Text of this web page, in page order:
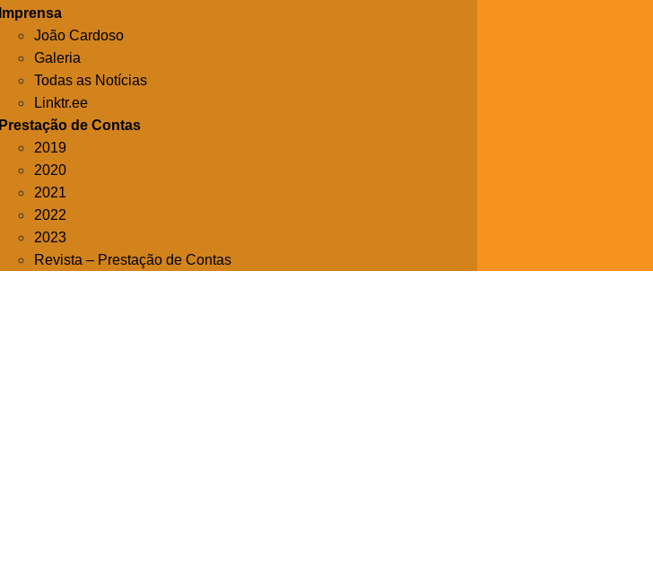
Imprensa
João Cardoso
Galeria
Todas as Notícias
Linktr.ee
Prestação de Contas
2019
2020
2021
2022
2023
Revista – Prestação de Contas